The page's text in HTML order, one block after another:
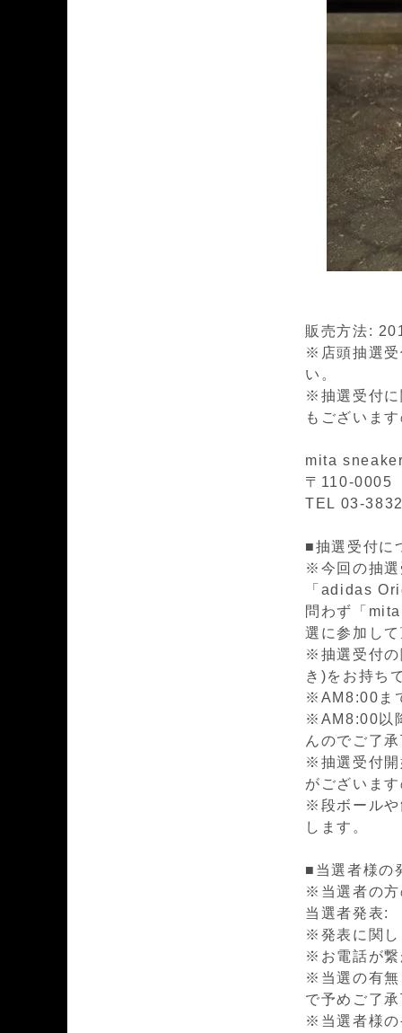
販売方法:
※店頭抽選受
い。
※抽選受付に
もございま
mita
〒110-0005
TEL 03-
■抽選受付に
※今回の抽選
「adidas
問わず「
選に参加し
※抽選受付の
き)をお持ち
※AM8:00ま
※AM8:00以
んのでご了
※抽選受付開
がございま
※段ボールや
します。
■当選者様の
※当選者の方
当選者発表:
※発表に関し
※お電話が繋
※当選の有無
で予めご了
※当選者様の